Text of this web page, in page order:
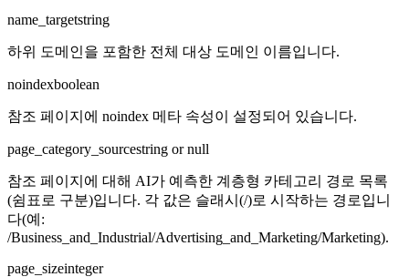
name_targetstring
하위 도메인을 포함한 전체 대상 도메인 이름입니다.
noindexboolean
참조 페이지에 noindex 메타 속성이 설정되어 있습니다.
page_category_sourcestring or null
참조 페이지에 대해 AI가 예측한 계층형 카테고리 경로 목록
(쉼표로 구분)입니다. 각 값은 슬래시(/)로 시작하는 경로입니
다(예:
/Business_and_Industrial/Advertising_and_Marketing/Marketing).
page_sizeinteger